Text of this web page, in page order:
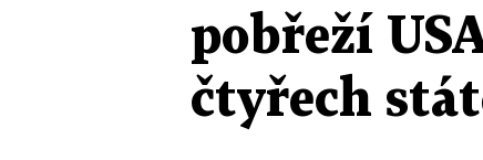
pobřeží
čtyřech